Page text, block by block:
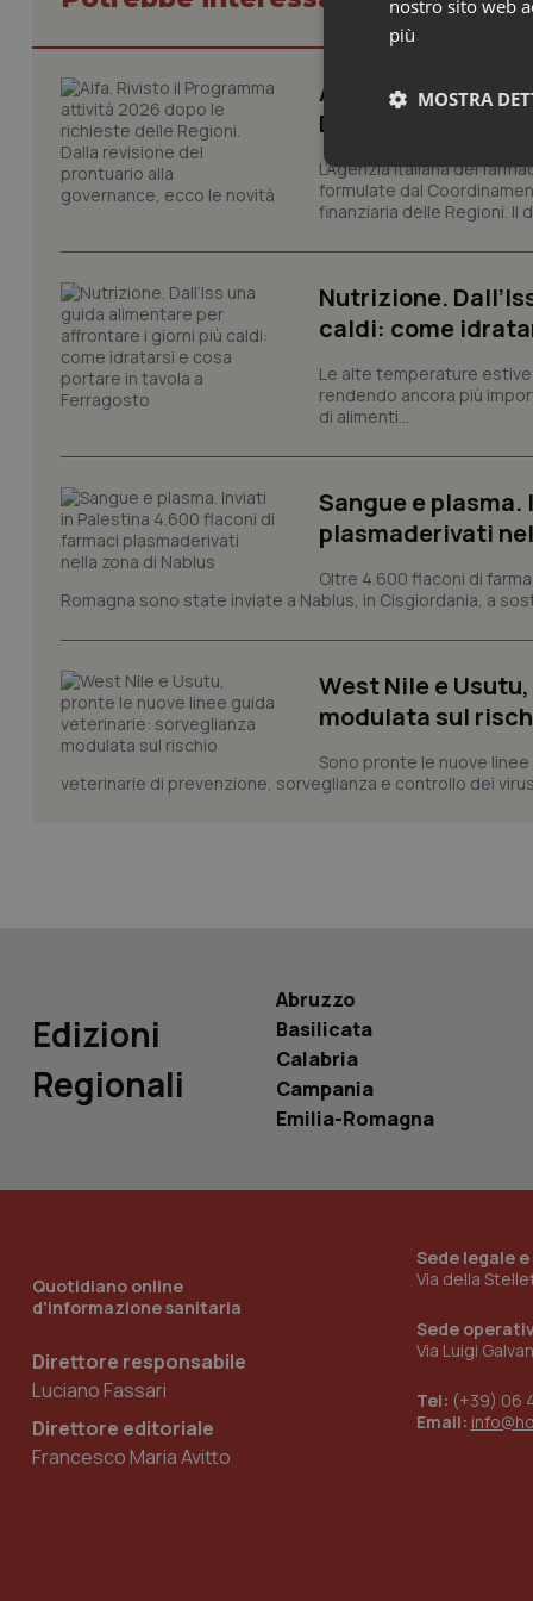
Aifa. Rivisto il
Dalla revisione
L’Agenzia italiana del
formulate dal
finanziaria delle Regioni. Il
Nutrizione.
caldi: come
Le alte temperature
rendendo ancora più
di alimenti...
Sangue e
plasmaderivati
Oltre 4.600 flaconi di
Romagna sono state inviate a Nablus, in Cisgiordania, a
West Nile e
modulata sul
Sono pronte le nuove
veterinarie di prevenzione, sorveglianza e controllo dei
Edizioni
Regionali
Abruzzo
Basilicata
Calabria
Campania
Emilia-Romagna
Quotidiano online
d'informazione sanitaria
Direttore responsabile
Luciano Fassari
Direttore editoriale
Francesco Maria Avitto
Sede legale
Via della
Sede
Via Luigi
Tel: (+39) 06
Email:
nostro sito web
più
MOSTRA
I cookie necessari
e l'accesso alle aree
tracking-sites-
tracking-enable
tracking-sites-
session-id
Nome
Nome